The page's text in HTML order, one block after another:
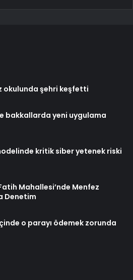
okulunda şehri keşfetti
bakkallarda yeni uygulama
kritik siber yetenek riski
Mahallesi’nde Menfez
Denetim
o parayı ödemek zorunda